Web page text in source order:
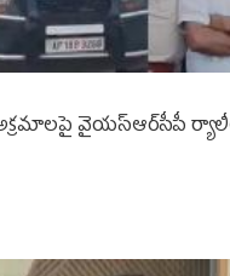
వైయ‌స్ఆర్‌సీపీ